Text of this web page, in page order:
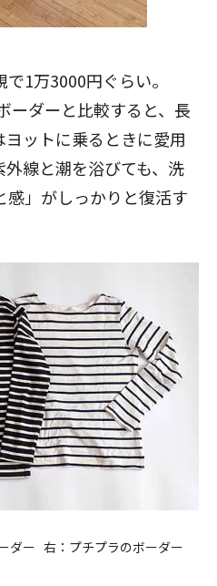
1万3000円ぐらい。
ーダーと比較すると、長
ットに乗るときに愛用
線と潮を浴びても、洗
」がしっかりと復活す
ダー 右：プチプラのボーダー